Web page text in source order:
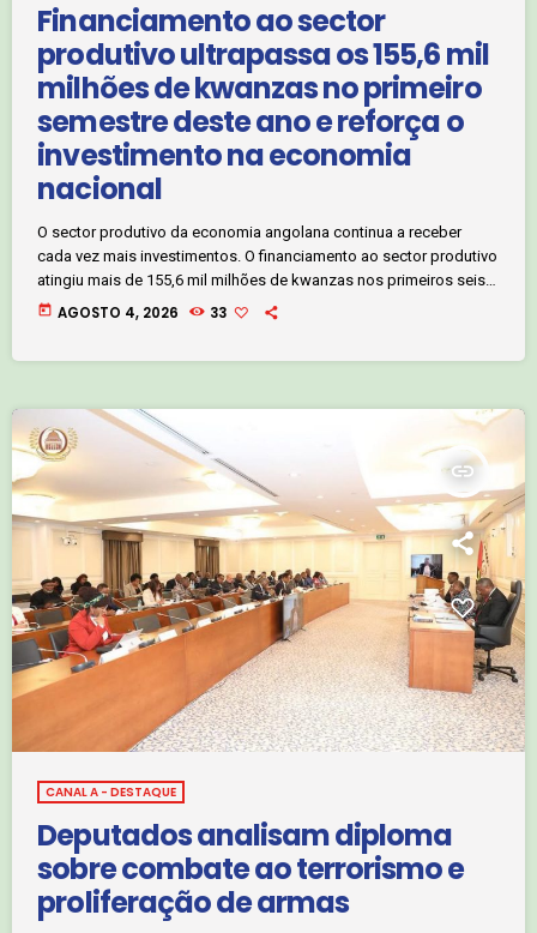
Financiamento ao sector
produtivo ultrapassa os 155,6 mil
milhões de kwanzas no primeiro
semestre deste ano e reforça o
investimento na economia
nacional
O sector produtivo da economia angolana continua a receber
cada vez mais investimentos. O financiamento ao sector produtivo
atingiu mais de 155,6 mil milhões de kwanzas nos primeiros seis
meses deste ano, com a indústria transformadora, a pecuária e a
today AGOSTO 4, 2026 33
insert_link
CANAL A - DESTAQUE
Deputados analisam diploma
sobre combate ao terrorismo e
proliferação de armas